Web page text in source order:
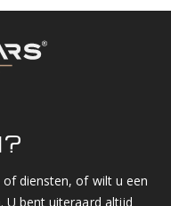
diensten, of wilt u een
U bent uiteraard altijd